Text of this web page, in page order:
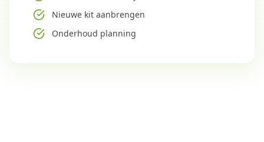
Nieuwe kit aanbrengen
Onderhoud planning